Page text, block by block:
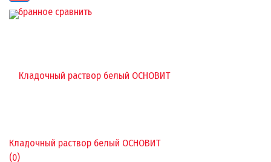
избранное сравнить
Кладочный раствор белый ОСНОВИТ
(0)